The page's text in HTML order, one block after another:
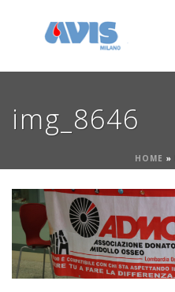
img_8646
HOME »